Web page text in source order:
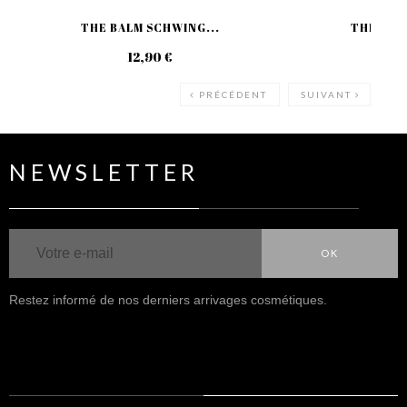
THE BALM SCHWING...
12,90 €
THE
PRÉCÉDENT SUIVANT
NEWSLETTER
OK
Restez informé de nos derniers arrivages cosmétiques.